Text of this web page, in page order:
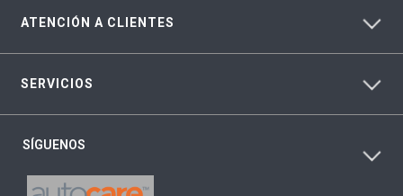
ATENCIÓN A CLIENTES
SERVICIOS
SÍGUENOS